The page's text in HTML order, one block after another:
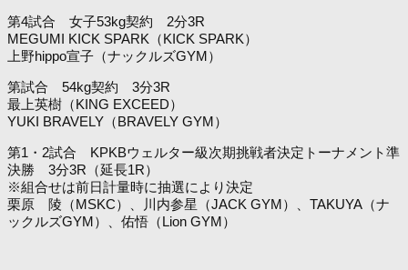
第4試合 女子53kg契約 2分3R
MEGUMI KICK SPARK（KICK SPARK）
上野hippo宣子（ナックルズGYM）
第試合 54kg契約 3分3R
最上英樹（KING EXCEED）
YUKI BRAVELY（BRAVELY GYM）
第1・2試合 KPKBウェルター級次期挑戦者決定トーナメント準
決勝 3分3R（延長1R）
※組合せは前日計量時に抽選により決定
栗原 陵（MSKC）、川内参星（JACK GYM）、TAKUYA（ナ
ックルズGYM）、佑悟（Lion GYM）